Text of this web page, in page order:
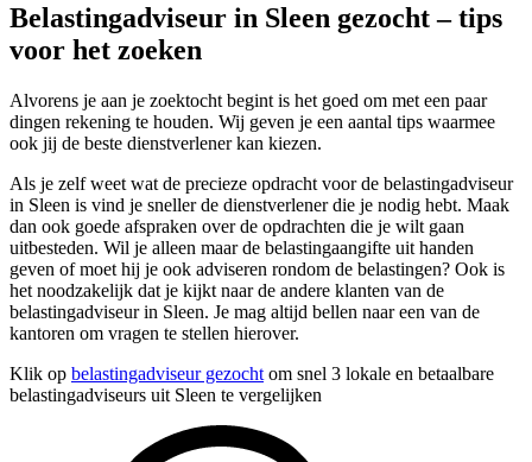
Belastingadviseur in Sleen gezocht – tips
voor het zoeken
Alvorens je aan je zoektocht begint is het goed om met een paar
dingen rekening te houden. Wij geven je een aantal tips waarmee
ook jij de beste dienstverlener kan kiezen.
Als je zelf weet wat de precieze opdracht voor de belastingadviseur
in Sleen is vind je sneller de dienstverlener die je nodig hebt. Maak
dan ook goede afspraken over de opdrachten die je wilt gaan
uitbesteden. Wil je alleen maar de belastingaangifte uit handen
geven of moet hij je ook adviseren rondom de belastingen? Ook is
het noodzakelijk dat je kijkt naar de andere klanten van de
belastingadviseur in Sleen. Je mag altijd bellen naar een van de
kantoren om vragen te stellen hierover.
Klik op belastingadviseur gezocht om snel 3 lokale en betaalbare
belastingadviseurs uit Sleen te vergelijken